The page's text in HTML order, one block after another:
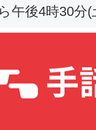
午後4時30分